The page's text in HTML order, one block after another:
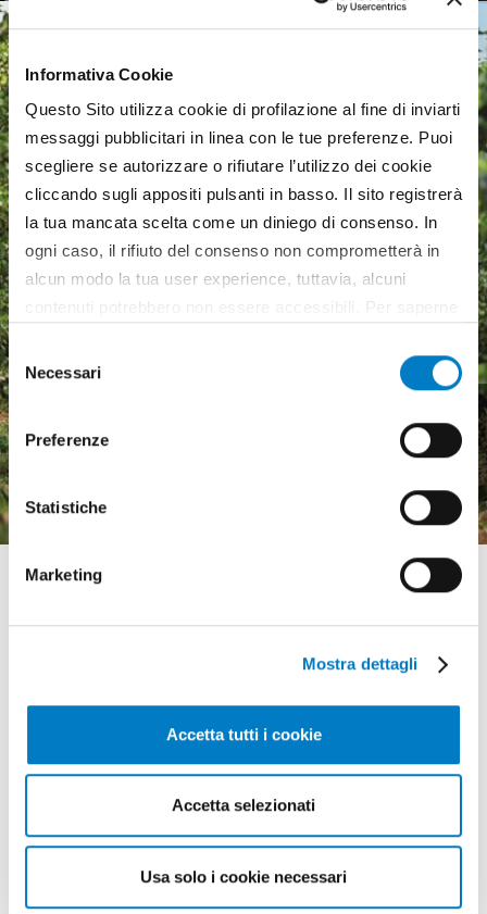
Informativa Cookie
Questo Sito utilizza cookie di profilazione al fine di inviarti
messaggi pubblicitari in linea con le tue preferenze. Puoi
scegliere se autorizzare o rifiutare l’utilizzo dei cookie
cliccando sugli appositi pulsanti in basso. Il sito registrerà
la tua mancata scelta come un diniego di consenso. In
ogni caso, il rifiuto del consenso non comprometterà in
alcun modo la tua user experience, tuttavia, alcuni
contenuti potrebbero non essere accessibili. Per saperne
all’utilizzo di tutti, o solamente di alcuni di essi, ti
Selezione
del
consenso
Necessari
Preferenze
Statistiche
Marketing
Mostra dettagli
Accetta tutti i cookie
Accetta selezionati
Usa solo i cookie necessari
in crescita ma pesa
GLI APPUNTAMENTI
della meccanizzazione
18 - 20 agosto 2026 Gunnedah, Nsw
(Australia)